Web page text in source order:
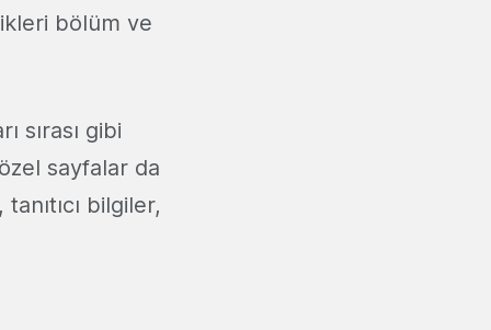
bölüm ve
sırası gibi
sayfalar da
bilgiler,